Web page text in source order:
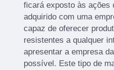
ficará exposto às ações
adquirido com uma
capaz de oferecer
resistentes a qualquer
apresentar a empresa
possível. Este tipo de